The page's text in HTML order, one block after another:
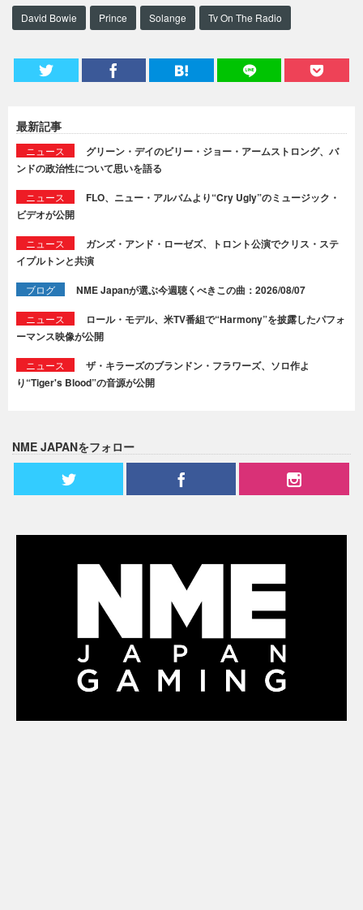
David Bowie Prince Solange Tv On The Radio
最新記事
ニュース
グリーン・デイのビリー・ジョー・アームストロング、バ
ンドの政治性について思いを語る
ニュース
FLO、ニュー・アルバムより“Cry Ugly”のミュージック・
ビデオが公開
ニュース
ガンズ・アンド・ローゼズ、トロント公演でクリス・ステ
イプルトンと共演
ブログ NME Japanが選ぶ今週聴くべきこの曲：2026/08/07
ニュース
ロール・モデル、米TV番組で“Harmony”を披露したパフォ
ーマンス映像が公開
ニュース
ザ・キラーズのブランドン・フラワーズ、ソロ作よ
り“Tiger's Blood”の音源が公開
NME JAPANをフォロー